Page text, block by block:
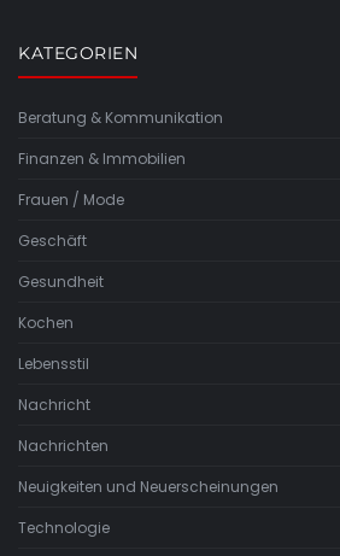
KATEGORIEN
Beratung & Kommunikation
Finanzen & Immobilien
Frauen / Mode
Geschäft
Gesundheit
Kochen
Lebensstil
Nachricht
Nachrichten
Neuigkeiten und Neuerscheinungen
Technologie